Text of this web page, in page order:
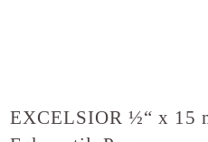
EXCELSIOR ½“ x 15